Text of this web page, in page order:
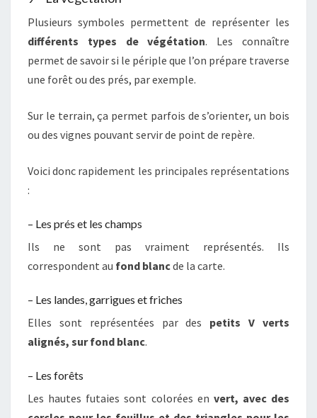
Plusieurs symboles permettent de représenter les
différents types de végétation. Les connaître
permet de savoir si le périple que l’on prépare traverse
une forêt ou des prés, par exemple.
Sur le terrain, ça permet parfois de s’orienter, un bois
ou des vignes pouvant servir de point de repère.
Voici donc rapidement les principales représentations
:
– Les prés et les champs
Ils ne sont pas vraiment représentés. Ils
correspondent au fond blancde la carte.
– Les landes, garrigues et friches
Elles sont représentées par des petits V verts
alignés, sur fond blanc.
– Les forêts
Les hautes futaies sont colorées en vert, avec des